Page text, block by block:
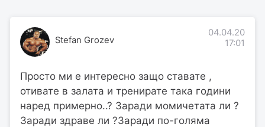
Stefan Grozev
04.04.20
17:01
Просто ми е интересно защо ставате ,
отивате в залата и тренирате така години
наред примерно..? Заради момичетата ли ?
Заради здраве ли ?Заради по-голяма